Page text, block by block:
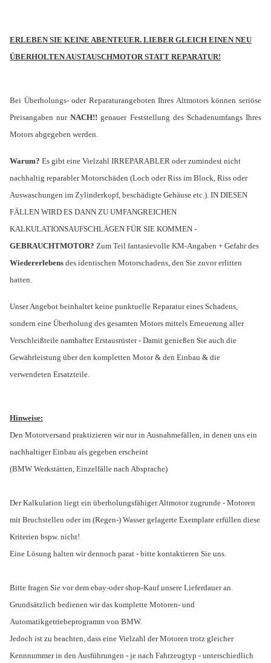
ERLEBEN SIE KEINE ABENTEUER. LIEBER GLEICH EINEN NEU
ÜBERHOLTEN AUSTAUSCHMOTOR STATT REPARATUR!
Bei Überholungs- oder Reparaturangeboten Ihres Altmotors können seriöse
Preisangaben nurNACH!! genauer Feststellung des Schadenumfangs Ihres
Motors abgegeben werden.
Warum? Es gibt eine Vielzahl IRREPARABLER oder zumindest nicht
nachhaltig reparabler Motorschäden (Loch oder Riss im Block, Riss oder
Auswaschungen im Zylinderkopf, beschädigte Gehäuse etc.). IN DIESEN
FÄLLEN WIRD ES DANN ZU UMFANGREICHEN
KALKULATIONSAUFSCHLÄGEN FÜR SIE KOMMEN -
GEBRAUCHTMOTOR? Zum Teil fantasievolle KM-Angaben + Gefahr des
Wiedererlebens des identischen Motorschadens, den Sie zuvor erlitten
hatten.
Unser Angebot beinhaltet keine punktuelle Reparatur eines Schadens,
sondern eine Überholung des gesamten Motors mittels Erneuerung aller
Verschleißteile namhafter Erstausrüster - Damit genießen Sie auch die
Gewährleistung über den kompletten Motor & den Einbau & die
verwendeten Ersatzteile.
Hinweise:
Den Motorversand praktizieren wir nur in Ausnahmefällen, in denen uns ein
nachhaltiger Einbau als gegeben erscheint
(BMW Werkstätten, Einzelfälle nach Absprache)
Der Kalkulation liegt ein überholungsfähiger Altmotor zugrunde - Motoren
mit Bruchstellen oder im (Regen-) Wasser gelagerte Exemplare erfüllen diese
Kriterien bspw. nicht!
Eine Lösung halten wir dennoch parat - bitte kontaktieren Sie uns.
Bitte fragen Sie vor dem ebay-oder shop-Kauf unsere Lieferdauer an.
Grundsätzlich bedienen wir das komplette Motoren- und
Automatikgetriebeprogramm von BMW.
Jedoch ist zu beachten, dass eine Vielzahl der Motoren trotz gleicher
Kennnummer in den Ausführungen - je nach Fahrzeugtyp - unterschiedlich